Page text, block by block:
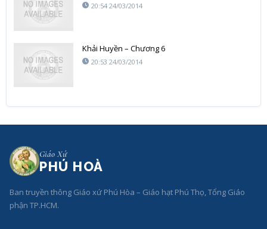
20:54 24/03/2014
Khải Huyền – Chương 6
20:53 24/03/2014
Giáo Xứ
PHÚ HOÀ
Ban truyền thông Giáo xứ Phú Hòa – Giáo hạt Phú Thọ, Tổng Giáo
phận TP.HCM.